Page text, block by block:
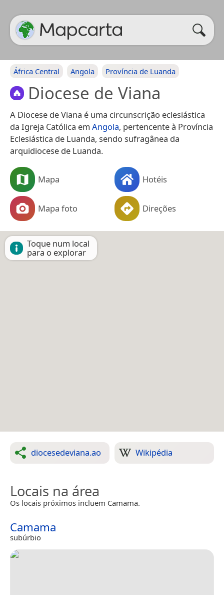
África Central Angola Província de Luanda
Diocese de Viana
A Diocese de Viana é uma circunscrição eclesiástica
da Igreja Católica em Angola, pertencente à Província
Eclesiástica de Luanda, sendo sufragânea da
arquidiocese de Luanda.
Mapa Hotéis
Mapa foto Direções
Toque num local
para o explorar
diocesedeviana.ao Wikipédia
Locais na área
Os locais próximos incluem Camama.
Camama
subúrbio